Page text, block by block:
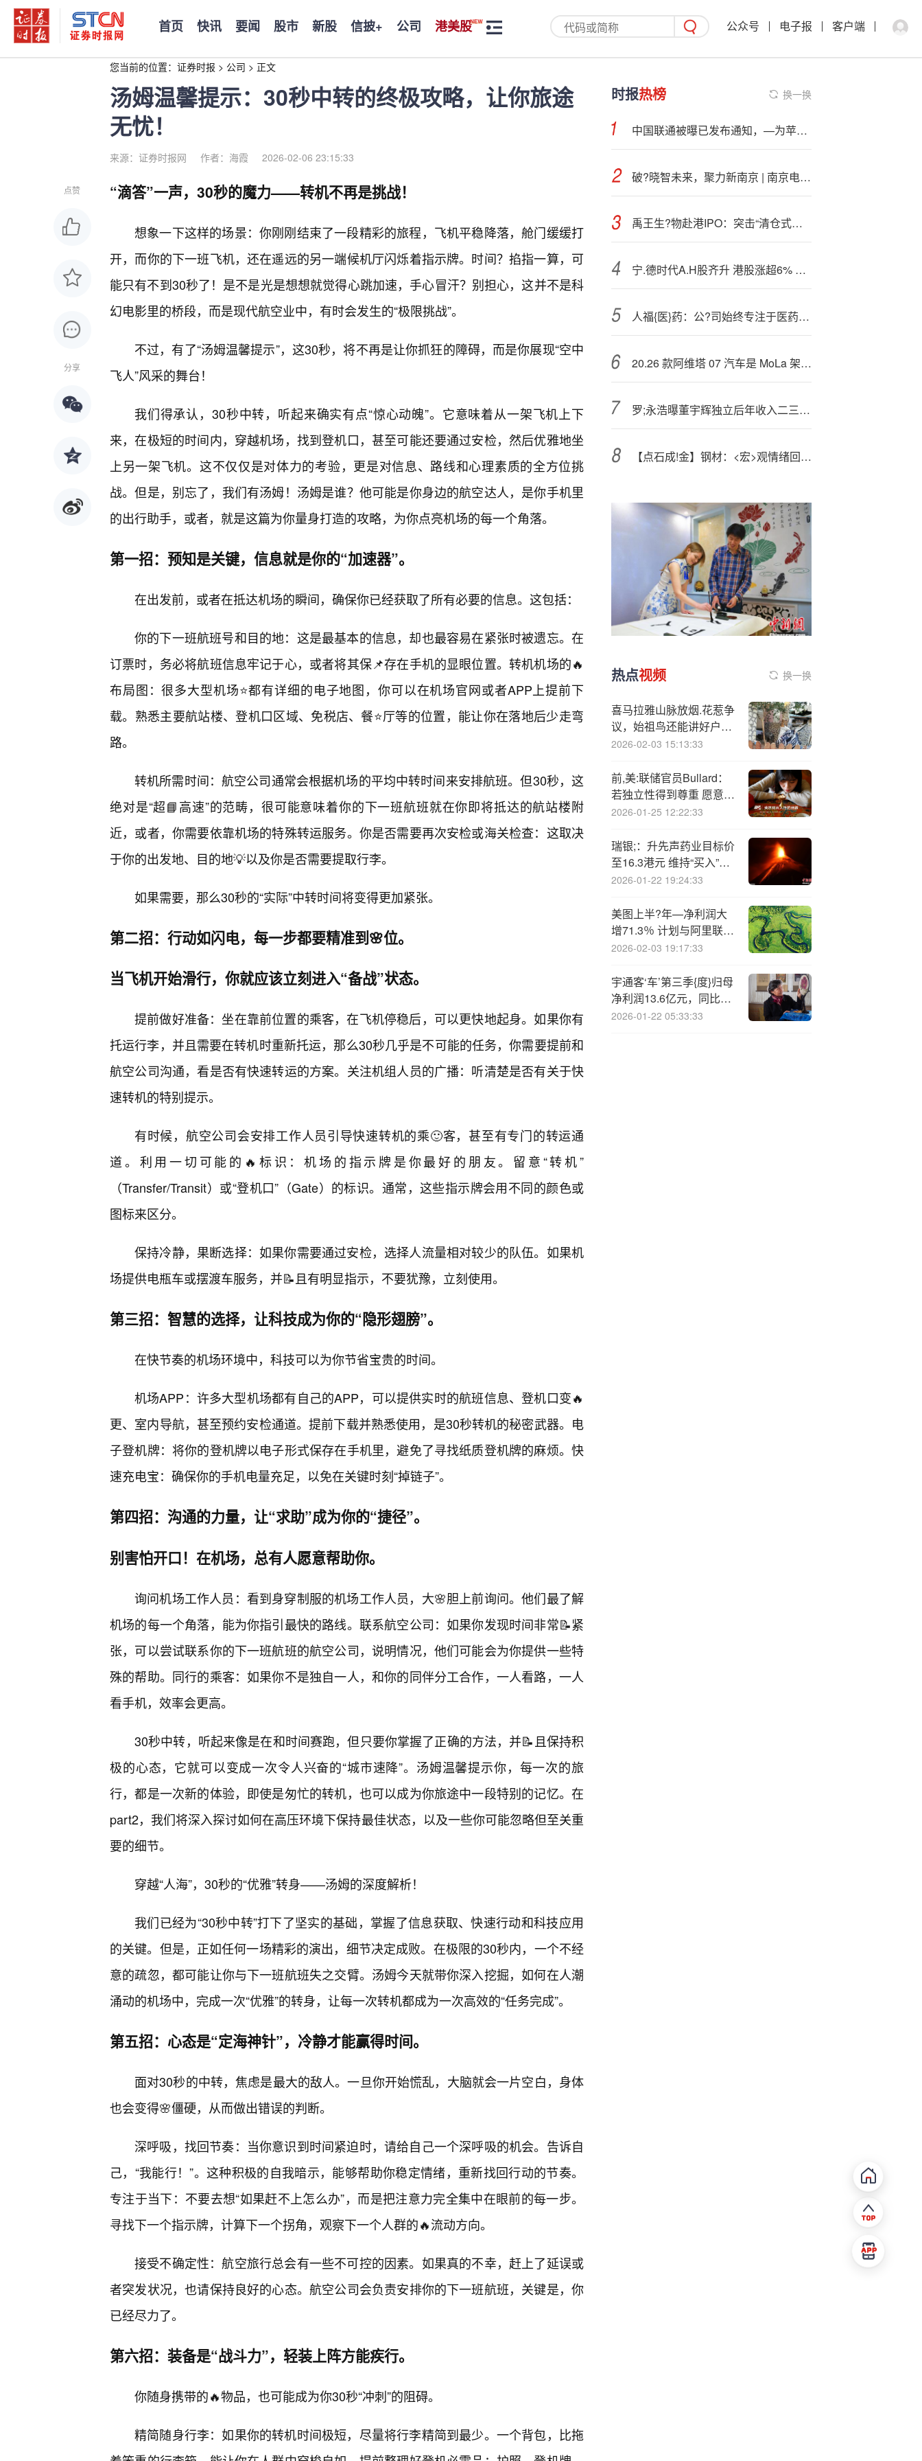
首页 快讯 要闻 股市 新股 信披+ 公司 港美股 公众号 电子报 客户端
您当前的位置： 证券时报 > 公司 > 正文
汤姆温馨提示：30秒中转的终极攻略，让你旅途
无忧！
来源：证券时报网 作者：海霞 2026-02-06 23:15:33
点赞
分享
“滴答”一声，30秒的魔力——转机不再是挑战！
想象一下这样的场景：你刚刚结束了一段精彩的旅程，飞机平稳降落，舱门缓缓打
开，而你的下一班飞机，还在遥远的另一端候机厅闪烁着指示牌。时间？掐指一算，可
能只有不到30秒了！是不是光是想想就觉得心跳加速，手心冒汗？别担心，这并不是科
幻电影里的桥段，而是现代航空业中，有时会发生的“极限挑战”。
不过，有了“汤姆温馨提示”，这30秒，将不再是让你抓狂的障碍，而是你展现“空中
飞人”风采的舞台！
我们得承认，30秒中转，听起来确实有点“惊心动魄”。它意味着从一架飞机上下
来，在极短的时间内，穿越机场，找到登机口，甚至可能还要通过安检，然后优雅地坐
上另一架飞机。这不仅仅是对体力的考验，更是对信息、路线和心理素质的全方位挑
战。但是，别忘了，我们有汤姆！汤姆是谁？他可能是你身边的航空达人，是你手机里
的出行助手，或者，就是这篇为你量身打造的攻略，为你点亮机场的每一个角落。
第一招：预知是关键，信息就是你的“加速器”。
在出发前，或者在抵达机场的瞬间，确保你已经获取了所有必要的信息。这包括：
你的下一班航班号和目的地：这是最基本的信息，却也最容易在紧张时被遗忘。在
订票时，务必将航班信息牢记于心，或者将其保📌存在手机的显眼位置。转机机场的🔥
布局图：很多大型机场⭐都有详细的电子地图，你可以在机场官网或者APP上提前下
载。熟悉主要航站楼、登机口区域、免税店、餐⭐厅等的位置，能让你在落地后少走弯
路。
转机所需时间：航空公司通常会根据机场的平均中转时间来安排航班。但30秒，这
绝对是“超📘高速”的范畴，很可能意味着你的下一班航班就在你即将抵达的航站楼附
近，或者，你需要依靠机场的特殊转运服务。你是否需要再次安检或海关检查：这取决
于你的出发地、目的地💡以及你是否需要提取行李。
如果需要，那么30秒的“实际”中转时间将变得更加紧张。
第二招：行动如闪电，每一步都要精准到🌸位。
当飞机开始滑行，你就应该立刻进入“备战”状态。
提前做好准备：坐在靠前位置的乘客，在飞机停稳后，可以更快地起身。如果你有
托运行李，并且需要在转机时重新托运，那么30秒几乎是不可能的任务，你需要提前和
航空公司沟通，看是否有快速转运的方案。关注机组人员的广播：听清楚是否有关于快
速转机的特别提示。
有时候，航空公司会安排工作人员引导快速转机的乘🙂客，甚至有专门的转运通
道。利用一切可能的🔥标识：机场的指示牌是你最好的朋友。留意“转机”
（Transfer/Transit）或“登机口”（Gate）的标识。通常，这些指示牌会用不同的颜色或
图标来区分。
保持冷静，果断选择：如果你需要通过安检，选择人流量相对较少的队伍。如果机
场提供电瓶车或摆渡车服务，并📝且有明显指示，不要犹豫，立刻使用。
第三招：智慧的选择，让科技成为你的“隐形翅膀”。
在快节奏的机场环境中，科技可以为你节省宝贵的时间。
机场APP：许多大型机场都有自己的APP，可以提供实时的航班信息、登机口变🔥
更、室内导航，甚至预约安检通道。提前下载并熟悉使用，是30秒转机的秘密武器。电
子登机牌：将你的登机牌以电子形式保存在手机里，避免了寻找纸质登机牌的麻烦。快
速充电宝：确保你的手机电量充足，以免在关键时刻“掉链子”。
第四招：沟通的力量，让“求助”成为你的“捷径”。
别害怕开口！在机场，总有人愿意帮助你。
询问机场工作人员：看到身穿制服的机场工作人员，大🌸胆上前询问。他们最了解
机场的每一个角落，能为你指引最快的路线。联系航空公司：如果你发现时间非常📝紧
张，可以尝试联系你的下一班航班的航空公司，说明情况，他们可能会为你提供一些特
殊的帮助。同行的乘客：如果你不是独自一人，和你的同伴分工合作，一人看路，一人
看手机，效率会更高。
30秒中转，听起来像是在和时间赛跑，但只要你掌握了正确的方法，并📝且保持积
极的心态，它就可以变成一次令人兴奋的“城市速降”。汤姆温馨提示你，每一次的旅
行，都是一次新的体验，即使是匆忙的转机，也可以成为你旅途中一段特别的记忆。在
part2，我们将深入探讨如何在高压环境下保持最佳状态，以及一些你可能忽略但至关重
要的细节。
穿越“人海”，30秒的“优雅”转身——汤姆的深度解析！
我们已经为“30秒中转”打下了坚实的基础，掌握了信息获取、快速行动和科技应用
的关键。但是，正如任何一场精彩的演出，细节决定成败。在极限的30秒内，一个不经
意的疏忽，都可能让你与下一班航班失之交臂。汤姆今天就带你深入挖掘，如何在人潮
涌动的机场中，完成一次“优雅”的转身，让每一次转机都成为一次高效的“任务完成”。
第五招：心态是“定海神针”，冷静才能赢得时间。
面对30秒的中转，焦虑是最大的敌人。一旦你开始慌乱，大脑就会一片空白，身体
也会变得🌸僵硬，从而做出错误的判断。
深呼吸，找回节奏：当你意识到时间紧迫时，请给自己一个深呼吸的机会。告诉自
己，“我能行！”。这种积极的自我暗示，能够帮助你稳定情绪，重新找回行动的节奏。
专注于当下：不要去想“如果赶不上怎么办”，而是把注意力完全集中在眼前的每一步。
寻找下一个指示牌，计算下一个拐角，观察下一个人群的🔥流动方向。
接受不确定性：航空旅行总会有一些不可控的因素。如果真的不幸，赶上了延误或
者突发状况，也请保持良好的心态。航空公司会负责安排你的下一班航班，关键是，你
已经尽力了。
第六招：装备是“战斗力”，轻装上阵方能疾行。
你随身携带的🔥物品，也可能成为你30秒“冲刺”的阻碍。
精简随身行李：如果你的转机时间极短，尽量将行李精简到最少。一个背包，比拖
时报热榜 换一换
中国联通被曝已发布通知，—为苹果 iPhone 17 系列 eSIM 提供业务支撑
破?晓智未来，聚力新南京 | 南京电信第四届产业数字化推进大会在宁举行
禹王生?物赴港IPO：突击“清仓式分红”3.2亿元全流向实控人家族 违规融资安排累计超4亿元却“甩锅”财务经理
宁.德时代A.H股齐升 港股涨超6% 成交额超10亿港元
人福{医}药：公?司始终专注于医药主业的发展
20.26 款阿维塔 07 汽车是 MoLa 架构大模型的首发车型，还将首发“靠近泊出”等实用功能
罗;永浩曝董宇辉独立后年收入二三十亿，与辉同行回应
【点石成!金】钢材：<宏>观情绪回暖，盘面企稳反弹
热点视频 换一换
喜马拉雅山脉放烟.花惹争
议，始祖鸟还能讲好户外
故事吗
2026-02-03 15:13:33
前,美:联储官员Bullard：
若独立性得到尊重 愿意担
任美联储主席
2026-01-25 12:22:33
瑞银;：升先声药业目标价
至16.3港元 维持“买入”评
级
2026-01-22 19:24:33
美图上半?年—净利润大
增71.3％ 计划与阿里联合
推出“AI试衣”功能
2026-02-03 19:17:33
宇通客‘车’第三季{度}归母
净利润13.6亿元，同比增
长79%
2026-01-22 05:33:33